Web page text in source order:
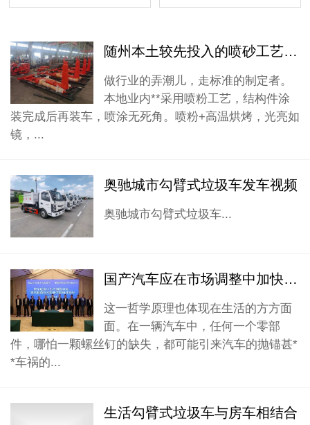
随州本土较先投入的喷砂工艺设备
做行业的弄潮儿，走标准的制定者。
本地业内**采用喷粉工艺，结构件涂
装完成后再装车，喷涂无死角。喷粉+高温烘烤，光亮如
镜，...
奥驰城市勾臂式垃圾车发车视频
奥驰城市勾臂式垃圾车...
国产汽车应在市场调整中加快培育自主创新能力
这一哲学原理也体现在生活的方方面
面。在一辆汽车中，任何一个零部
件，哪怕一颗螺丝钉的缺失，都可能引来汽车的抛锚甚*
*车祸的...
生活勾臂式垃圾车与房车相结合